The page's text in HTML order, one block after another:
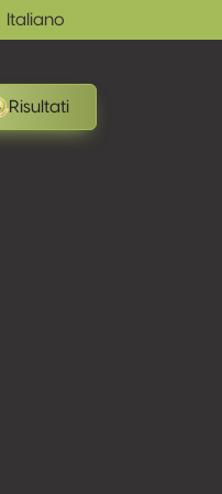
Italiano
Risultati